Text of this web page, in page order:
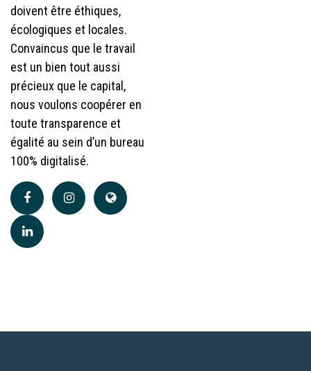
doivent être éthiques,
écologiques et locales.
Convaincus que le travail
est un bien tout aussi
précieux que le capital,
nous voulons coopérer en
toute transparence et
égalité au sein d’un bureau
100% digitalisé.